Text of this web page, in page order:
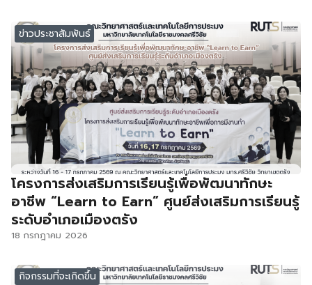
ข่าวประชาสัมพันธ์
โครงการส่งเสริมการเรียนรู้เพื่อพัฒนาทักษะ
อาชีพ “Learn to Earn” ศูนย์ส่งเสริมการเรียนรู้
ระดับอำเภอเมืองตรัง
18 กรกฎาคม 2026
กิจกรรมที่จะเกิดขึ้น